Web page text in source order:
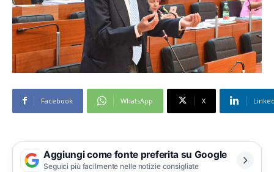
Facebook WhatsApp X
Aggiungi come fonte preferita su Google
Seguici più facilmente nelle notizie consigliate